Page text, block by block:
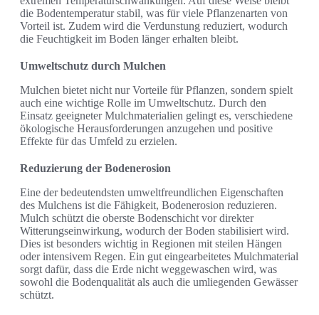
die Bodentemperatur stabil, was für viele Pflanzenarten von
Vorteil ist. Zudem wird die Verdunstung reduziert, wodurch
die Feuchtigkeit im Boden länger erhalten bleibt.
Umweltschutz durch Mulchen
Mulchen bietet nicht nur Vorteile für Pflanzen, sondern spielt
auch eine wichtige Rolle im Umweltschutz. Durch den
Einsatz geeigneter Mulchmaterialien gelingt es, verschiedene
ökologische Herausforderungen anzugehen und positive
Effekte für das Umfeld zu erzielen.
Reduzierung der Bodenerosion
Eine der bedeutendsten umweltfreundlichen Eigenschaften
des Mulchens ist die Fähigkeit, Bodenerosion reduzieren.
Mulch schützt die oberste Bodenschicht vor direkter
Witterungseinwirkung, wodurch der Boden stabilisiert wird.
Dies ist besonders wichtig in Regionen mit steilen Hängen
oder intensivem Regen. Ein gut eingearbeitetes Mulchmaterial
sorgt dafür, dass die Erde nicht weggewaschen wird, was
sowohl die Bodenqualität als auch die umliegenden Gewässer
schützt.